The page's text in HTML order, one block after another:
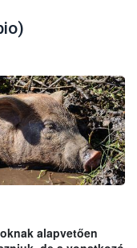
alapvetően